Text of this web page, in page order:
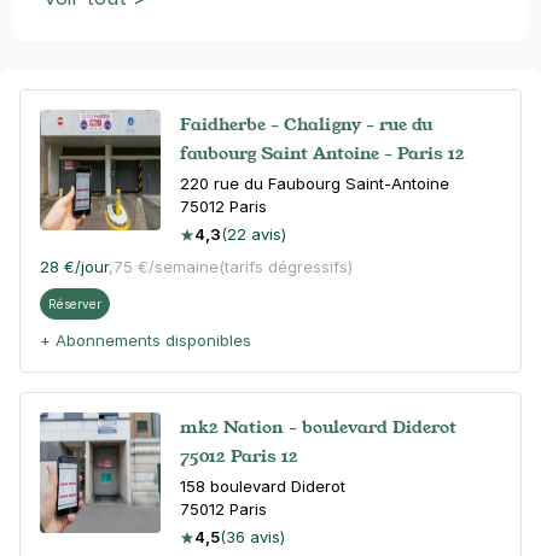
Faidherbe - Chaligny - rue du
faubourg Saint Antoine - Paris 12
220 rue du Faubourg Saint-Antoine
75012 Paris
4,3(22 avis)
28 €/jour,75 €/semaine(tarifs dégressifs)
Réserver
+ Abonnements disponibles
mk2 Nation - boulevard Diderot
75012 Paris 12
158 boulevard Diderot
75012 Paris
4,5(36 avis)